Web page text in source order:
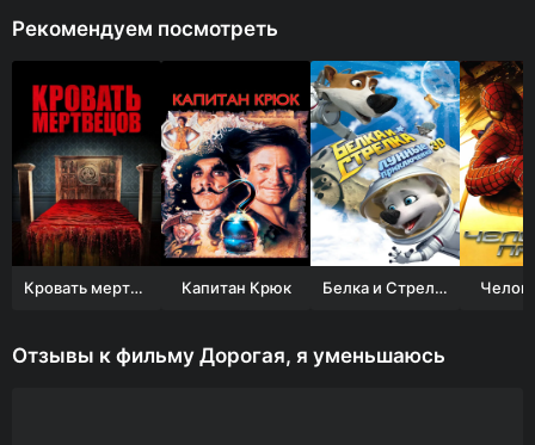
Рекомендуем посмотреть
Кровать мертвецов Капитан Крюк Белка и Стрелка: Лунные приключения
Отзывы к фильму Дорогая, я уменьшаюсь